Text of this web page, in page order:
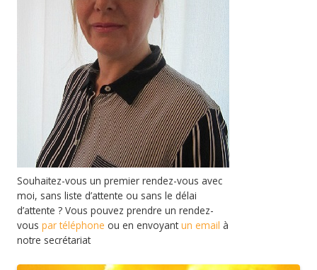
Souhaitez-vous un premier rendez-vous avec
moi, sans liste d’attente ou sans le délai
d’attente ? Vous pouvez prendre un rendez-
vous par téléphone ou en envoyantun email à
notre secrétariat